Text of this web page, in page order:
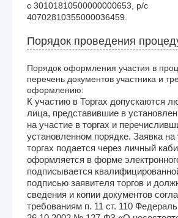
с 30101810500000000653, р/с
40702810355000036459.
Порядок проведения
Порядок оформления участия в
перечень документов участника и
оформлению:
К участию в Торгах допускаются
лица, представившие в
на участие в торгах и
установленном порядке. Заявка на
торгах подается через личный
оформляется в форме
подписывается
подписью заявителя торгов и
сведения и копии документов
требованиям п. 11 ст. 110